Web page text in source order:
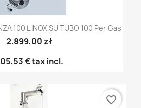
100 L INOX SU TUBO 100 Per Gas
2.899,00 zł
€tax incl.
favorite_border